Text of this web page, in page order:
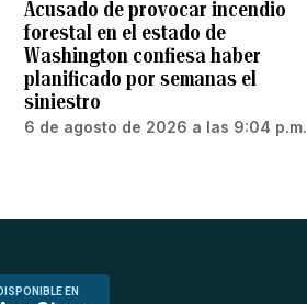
Acusado de provocar incendio
forestal en el estado de
Washington confiesa haber
planificado por semanas el
siniestro
6 de agosto de 2026 a las 9:04 p.m.
DISPONIBLE EN